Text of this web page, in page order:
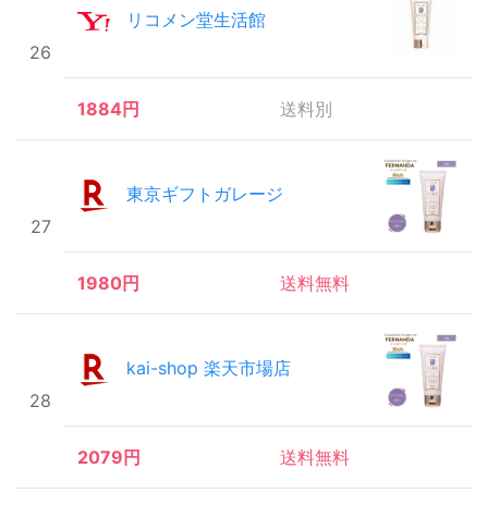
26
リコメン堂生活館
1884円 送料別
27
東京ギフトガレージ
1980円 送料無料
28
kai-shop 楽天市場店
2079円 送料無料